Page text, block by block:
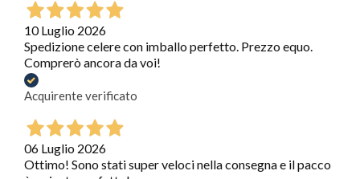
10 Luglio 2026
Spedizione celere con imballo perfetto. Prezzo equo.
Comprerò ancora da voi!
Acquirente verificato
06 Luglio 2026
Ottimo! Sono stati super veloci nella consegna e il pacco